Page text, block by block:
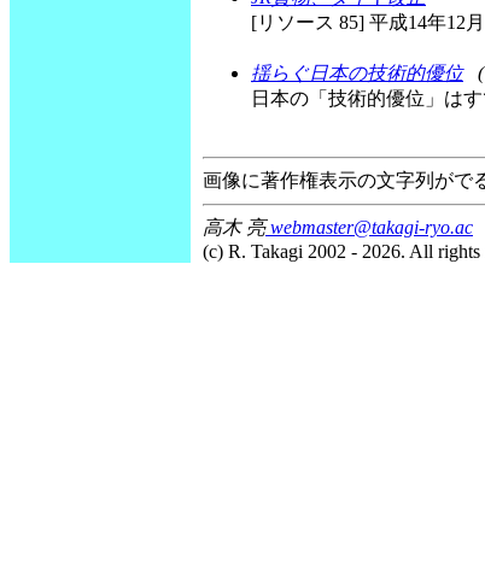
[リソース 85] 平成14年12
揺らぐ日本の技術的優位
日本の「技術的優位」は
画像に著作権表示の文字列がで
高木 亮webmaster@takagi-ryo.ac
(c) R. Takagi 2002 - 2026. All rights